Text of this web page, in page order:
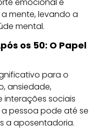
emocional é
mente, levando a
mental.
os 50: O Papel
para o
ansiedade,
interações sociais
pessoa pode até se
a aposentadoria.